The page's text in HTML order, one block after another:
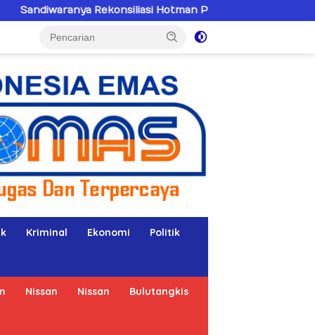
Hotman Paris–PWI: Saat Hukum Kalah Oleh
Kriminal Ekonomi Politik
Nissan Nissan Bulutangkis